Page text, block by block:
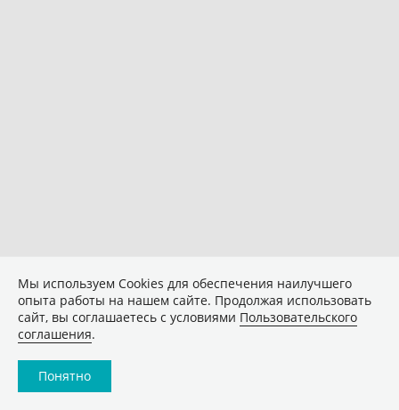
Мы используем Сookies для обеспечения наилучшего
опыта работы на нашем сайте. Продолжая использовать
сайт, вы соглашаетесь с условиями Пользовательского
соглашения.
Понятно